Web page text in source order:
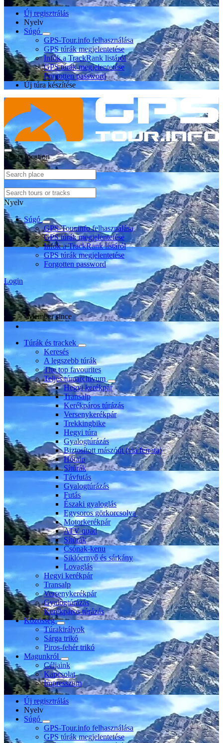
Új regisztrálás
Nyelv
Súgó
GPS-Tour.info felhasználása
GPS túrák megjelentetése
Infók a TrackRank listáról
GPS túrák megjelentetése
Forgotten password
Új túra készítése
Select location
Nyelv
Súgó
GPS-Tour.info felhasználása
GPS túrák megjelentetése
Infók a TrackRank listáról
GPS túrák megjelentetése
Forgotten password
Login
Member since
Túrák és trackek
Keresés
A legszebb túrák
The top favourites
Teljes túraarchívum
Hegyi kerékpár
Transalp
Kerékpáros túrázás
Versenykerékpár
Trekkingbike
Hegyi túra
Gyalogtúrázás
Biztosított mászóút (via ferrata)
Hótalp
Sítúrák
Távfutás
Gyalogtúrázás
Futás
Északi gyaloglás
Egysoros görkorcsolya
Motorkerékpár
ATV quad
Sítúrák
Csónak-kenu
Siklóernyő és sárkány
Lovaglás
Hegyi kerékpár
Transalp
Versenykerékpár
Gyalogtúrázás
Kerékpáros túrázás
Közösség
Túrakirályok
Sárga trikó
Piros-fehér trikó
Magunkról
Céljaink
Kapcsolat
Impresszum
Új regisztrálás
Nyelv
Súgó
GPS-Tour.info felhasználása
GPS túrák megjelentetése